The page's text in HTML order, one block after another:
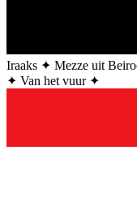
Iraaks ✦ Mezze uit
✦ Van het vuur ✦